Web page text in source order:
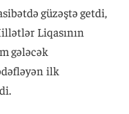
güzəştə getdi,
Liqasının
gələcək
ilk